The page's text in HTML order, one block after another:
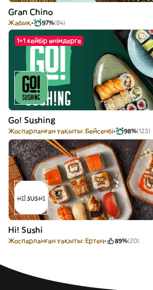
Gran Chino
Жабық 97%(84)
1+1 кейбір өнімдерге
Go! Sushing
Жоспарланған уақыты: Бейсенбі 98%(123)
Hi! Sushi
Жоспарланған уақыты: Ертең 89%(20)